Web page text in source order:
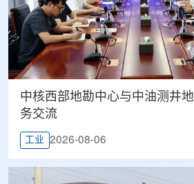
中核西部地勘中心与中油测井
务交流
工业 2026-08-06